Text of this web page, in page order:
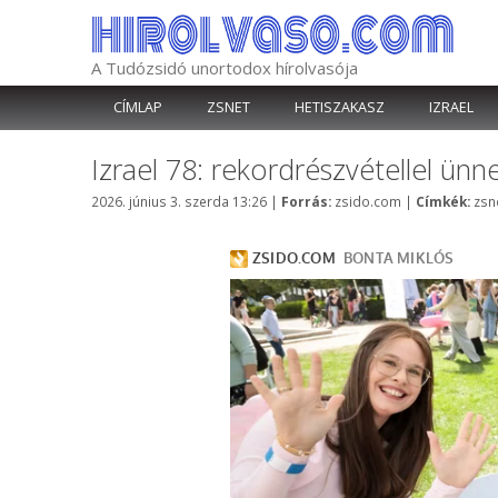
A Tudózsidó unortodox hírolvasója
CÍMLAP ZSNET HETISZAKASZ IZRAEL
Izrael 78: rekordrészvétellel
2026. június 3. szerda 13:26 | Forrás: Kategória
zsido.com | Címkék: